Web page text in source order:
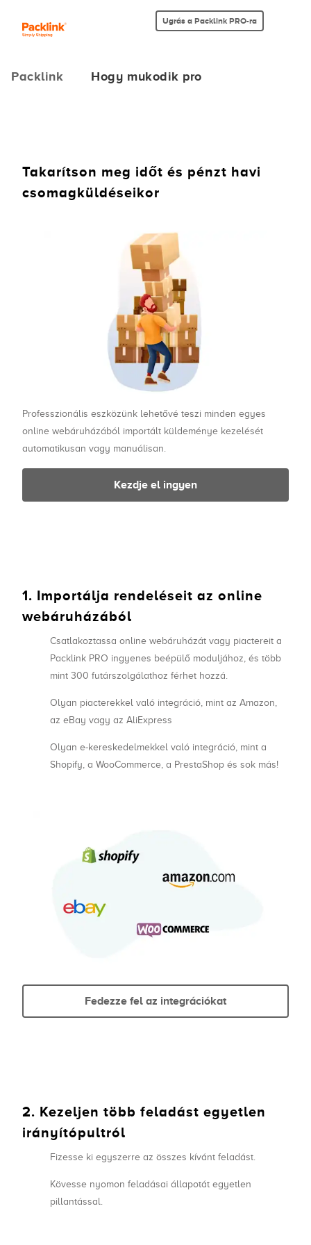
Ugrás a Packlink PRO-ra
Packlink Hogy mukodik pro
Takarítson meg időt és pénzt havi
csomagküldéseikor
Professzionális eszközünk lehetővé teszi minden egyes
online webáruházából importált küldeménye kezelését
automatikusan vagy manuálisan.
Kezdje el ingyen
1. Importálja rendeléseit az online
webáruházából
Csatlakoztassa online webáruházát vagy piactereit a
Packlink PRO ingyenes beépülő moduljához, és több
mint 300 futárszolgálathoz férhet hozzá.
Olyan piacterekkel való integráció, mint az Amazon,
az eBay vagy az AliExpress
Olyan e-kereskedelmekkel való integráció, mint a
Shopify, a WooCommerce, a PrestaShop és sok más!
Fedezze fel az integrációkat
2. Kezeljen több feladást egyetlen
irányítópultról
Fizesse ki egyszerre az összes kívánt feladást.
Kövesse nyomon feladásai állapotát egyetlen
pillantással.